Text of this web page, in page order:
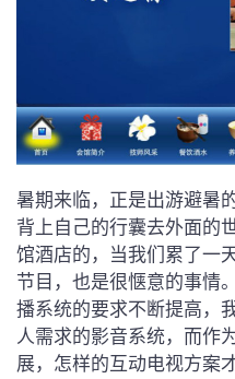
暑期来临，正是出游避暑
背上自己的行囊去外面的
馆酒店的，当我们累了一
节目，也是很惬意的事情
播系统的要求不断提高，
人需求的影音系统，而作
展，怎样的互动电视方案